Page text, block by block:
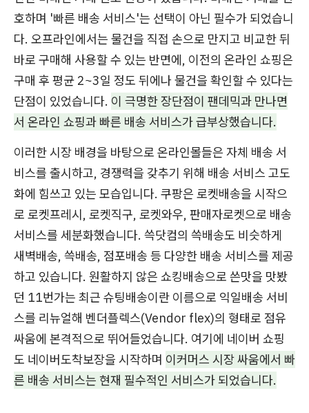
호하며 '빠른 배송 서비스'는 선택이 아닌 필수가 되었습니
다. 오프라인에서는 물건을 직접 손으로 만지고 비교한 뒤
바로 구매해 사용할 수 있는 반면에, 이전의 온라인 쇼핑은
구매 후 평균 2~3일 정도 뒤에나 물건을 확인할 수 있다는
단점이 있었습니다. 이 극명한 장단점이 팬데믹과 만나면
서 온라인 쇼핑과 빠른 배송 서비스가 급부상했습니다.​​
이러한 시장 배경을 바탕으로 온라인몰들은 자체 배송 서
비스를 출시하고, 경쟁력을 갖추기 위해 배송 서비스 고도
화에 힘쓰고 있는 모습입니다. 쿠팡은 로켓배송을 시작으
로 로켓프레시, 로켓직구, 로켓와우, 판매자로켓으로 배송
서비스를 세분화했습니다. 쓱닷컴의 쓱배송도 비슷하게
새벽배송, 쓱배송, 점포배송 등 다양한 배송 서비스를 제공
하고 있습니다. 원활하지 않은 쇼킹배송으로 쓴맛을 맛봤
던 11번가는 최근 슈팅배송이란 이름으로 익일배송 서비
스를 리뉴얼해 벤더플렉스(Vendor flex)의 형태로 점유
싸움에 본격적으로 뛰어들었습니다. 여기에 네이버 쇼핑
도 네이버도착보장을 시작하며 이커머스 시장 싸움에서 빠
른 배송 서비스는 현재 필수적인 서비스가 되었습니다.